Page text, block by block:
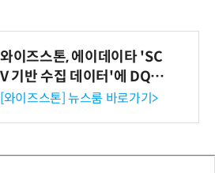
와이즈스톤, 에이데이타 'SC
V 기반 수집 데이터'에 DQ인
증 최고 등급 수여
[와이즈스톤] 뉴스룸 바로가기>